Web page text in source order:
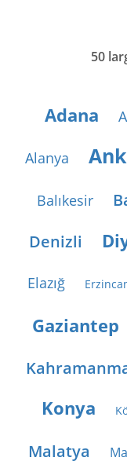
50
Adana
Alanya
Balıkesir
Denizli
Elazığ
Gaziantep
Konya
Malatya